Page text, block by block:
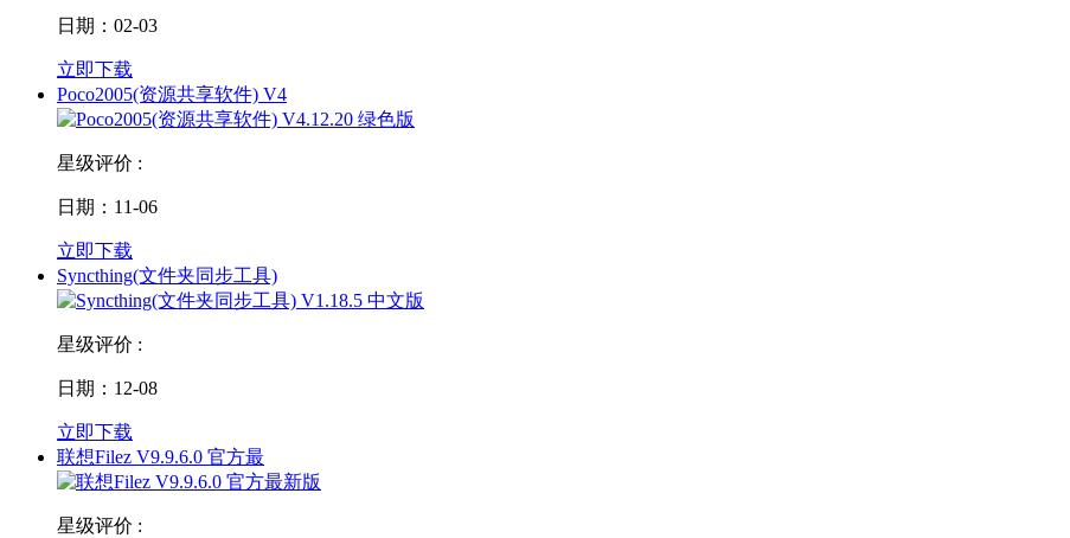
日期：02-03
立即下载
Poco2005(资源共享软件) V4
星级评价 :
日期：11-06
立即下载
Syncthing(文件夹同步工具)
星级评价 :
日期：12-08
立即下载
联想Filez V9.9.6.0 官方最
星级评价 :